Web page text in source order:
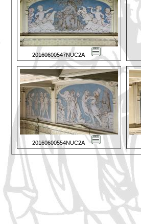
20160600547NUC2A
20160600554NUC2A